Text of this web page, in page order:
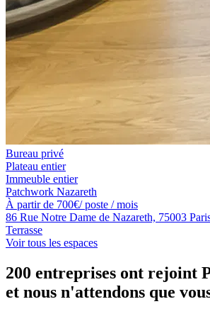
Bureau privé
Plateau entier
Immeuble entier
Patchwork Nazareth
À partir de 700€/ poste / mois
86 Rue Notre Dame de Nazareth, 75003
Terrasse
Voir tous les espaces
200 entreprises ont rejoint
et nous n'attendons que